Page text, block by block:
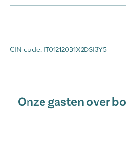
CIN code: IT012120B1X2DSI3Y5
Onze gasten over